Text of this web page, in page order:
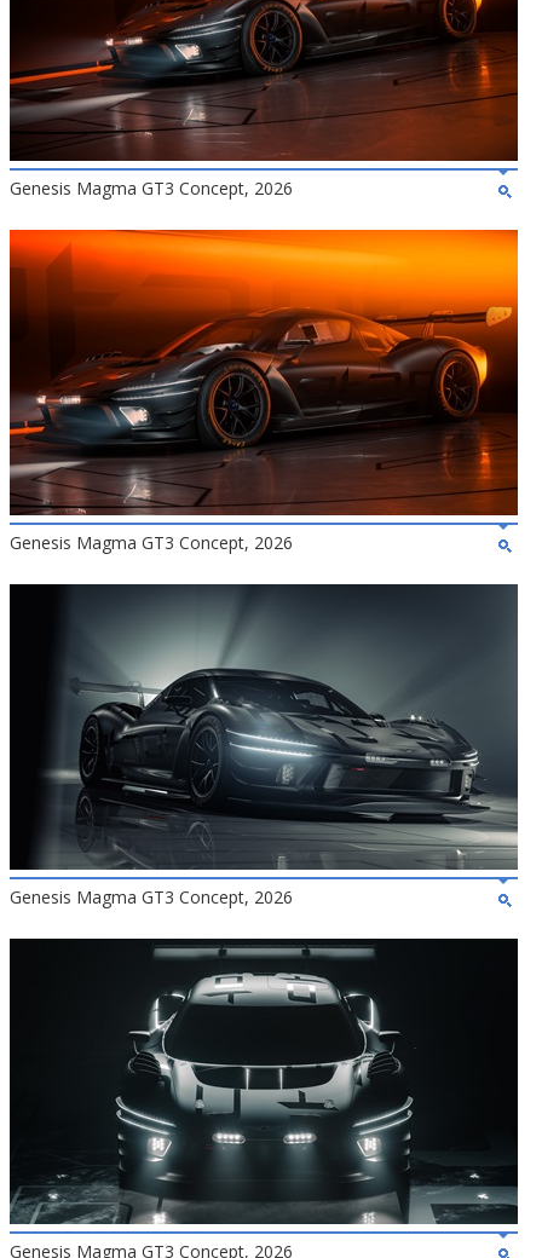
Genesis Magma GT3 Concept, 2026
Genesis Magma GT3 Concept, 2026
Genesis Magma GT3 Concept, 2026
Genesis Magma GT3 Concept, 2026